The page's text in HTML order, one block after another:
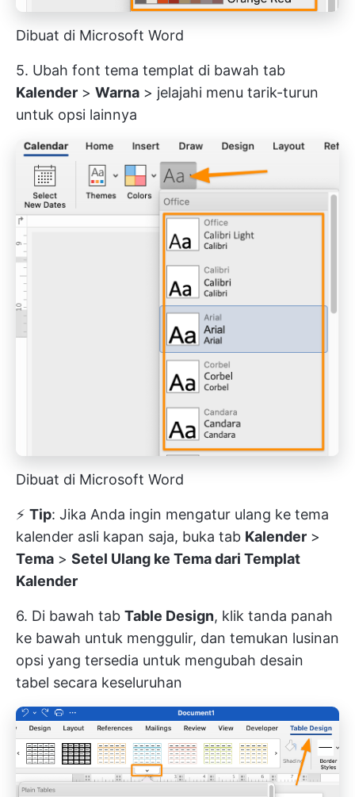
Dibuat di Microsoft Word
5. Ubah font tema templat di bawah tab
Kalender > Warna > jelajahi menu tarik-turun
untuk opsi lainnya
Dibuat di Microsoft Word
⚡️ Tip: Jika Anda ingin mengatur ulang ke tema
kalender asli kapan saja, buka tab Kalender >
Tema > Setel Ulang ke Tema dari Templat
Kalender
6. Di bawah tab Table Design, klik tanda panah
ke bawah untuk menggulir, dan temukan lusinan
opsi yang tersedia untuk mengubah desain
tabel secara keseluruhan